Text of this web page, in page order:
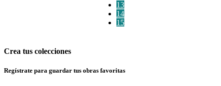
13
14
15
Crea tus colecciones
Regístrate para guardar tus obras favoritas